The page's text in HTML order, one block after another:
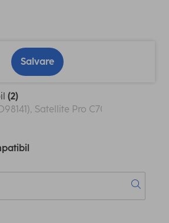
Salvare
(2)
Satellite Pro C70